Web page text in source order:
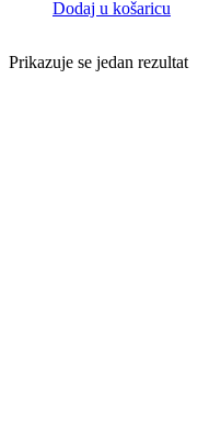
Dodaj u košaricu
Prikazuje se jedan rezultat